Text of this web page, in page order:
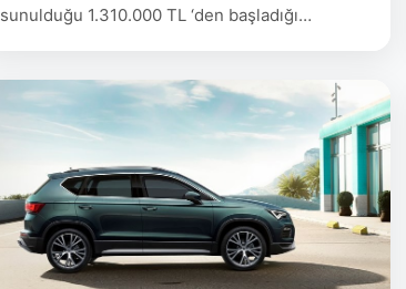
sunulduğu 1.310.000 TL ‘den başladığı
1.310.000 LEON 1.5 eTSI ACT 150 HP DSG FR
1.426.100 2023 Seat Leon Teknik Verileri